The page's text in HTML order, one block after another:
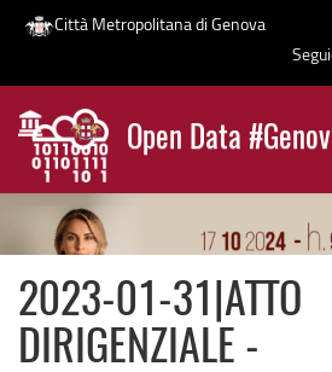
Salta
contenuto
principale
Città Metropolitana di Genova
Open Data
News
2023-01-31|ATTO
DIRIGENZIALE -